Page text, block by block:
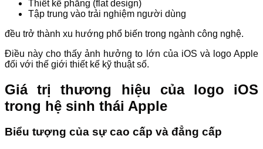
Thiết kế phẳng (flat design)
Tập trung vào trải nghiệm người dùng
đều trở thành xu hướng phổ biến trong ngành công nghệ.
Điều này cho thấy ảnh hưởng to lớn của iOS và logo Apple
đối với thế giới thiết kế kỹ thuật số.
Giá trị thương hiệu của logo iOS
trong hệ sinh thái Apple
Biểu tượng của sự cao cấp và đẳng cấp